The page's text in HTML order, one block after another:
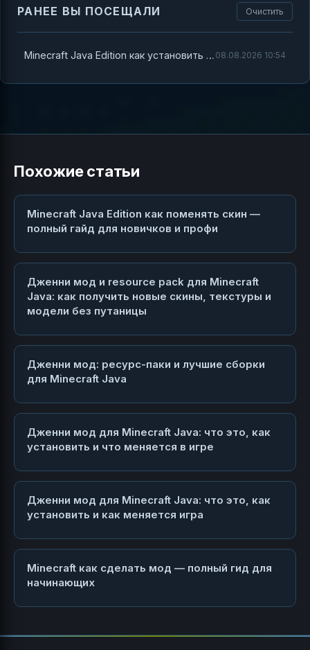
РАНЕЕ ВЫ ПОСЕЩАЛИ Очистить
Minecraft Java Edition как установить моды — полный гайд для новичков и профи 08.08.2026 10:54
Похожие статьи
Minecraft Java Edition как поменять скин —
полный гайд для новичков и профи
Дженни мод и resource pack для Minecraft
Java: как получить новые скины, текстуры и
модели без путаницы
Дженни мод: ресурс-паки и лучшие сборки
для Minecraft Java
Дженни мод для Minecraft Java: что это, как
установить и что меняется в игре
Дженни мод для Minecraft Java: что это, как
установить и как меняется игра
Minecraft как сделать мод — полный гид для
начинающих